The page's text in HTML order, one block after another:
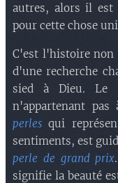
autres, alors il est
pour cette chose
C'est l'histoire non
d'une recherche
sied à Dieu. Le
n'appartenant
perles qui
sentiments, est
perle de grand prix
signifie la beauté